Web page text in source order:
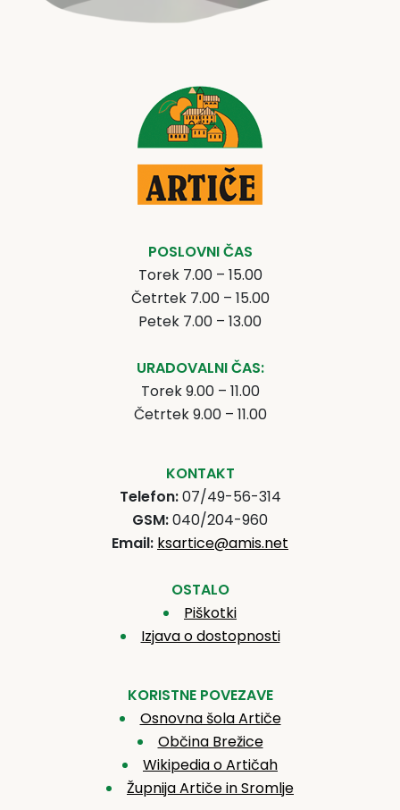
POSLOVNI ČAS
Torek 7.00 – 15.00
Četrtek 7.00 – 15.00
Petek 7.00 – 13.00
URADOVALNI ČAS:
Torek 9.00 – 11.00
Četrtek 9.00 – 11.00
KONTAKT
Telefon:07/49-56-314
GSM:040/204-960
Email: ksartice@amis.net
OSTALO
Piškotki
Izjava o dostopnosti
KORISTNE POVEZAVE
Osnovna šola Artiče
Občina Brežice
Wikipedia o Artičah
Župnija Artiče in Sromlje